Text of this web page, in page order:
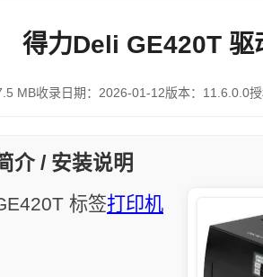
得力Deli GE420T 驱
MB收录日期： 2026-01-12版本： 11.6.0.0
介 / 安装说明
标签打印机